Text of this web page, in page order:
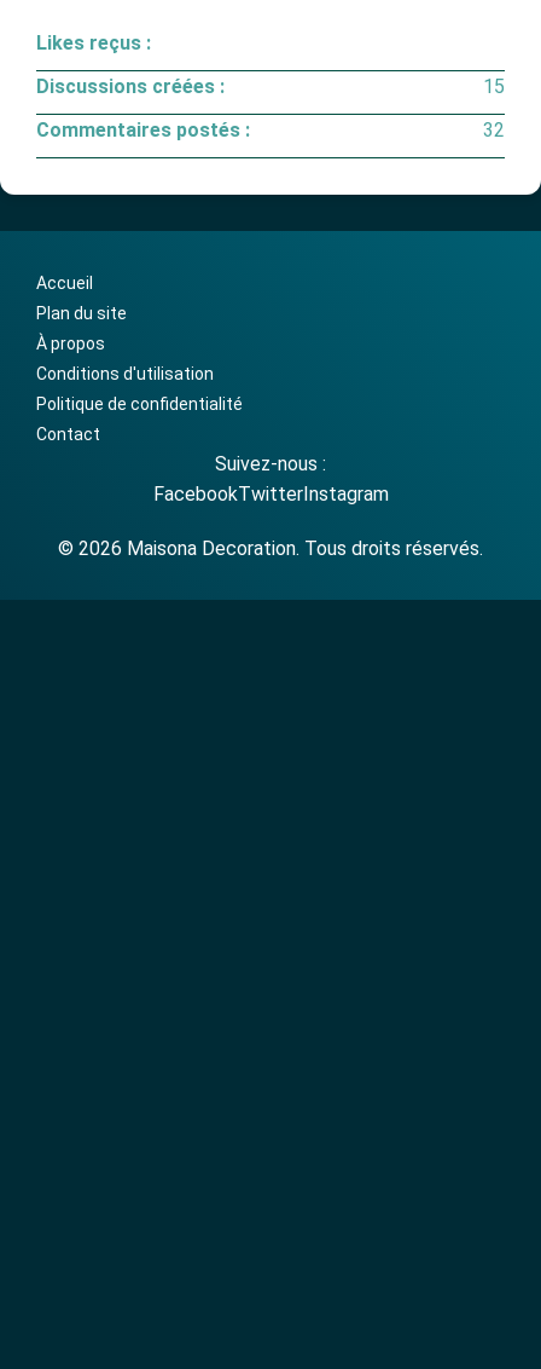
Likes reçus :
Discussions créées :
15
Commentaires postés :
32
Accueil
Plan du site
À propos
Conditions d'utilisation
Politique de confidentialité
Contact
Suivez-nous :
FacebookTwitterInstagram
© 2026 Maisona Decoration. Tous droits réservés.